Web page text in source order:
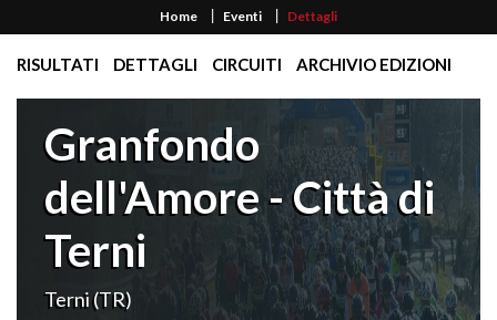
Home Eventi Dettagli
RISULTATI DETTAGLI CIRCUITI ARCHIVIO EDIZIONI
Granfondo
dell'Amore - Città di
Terni
Terni (TR)